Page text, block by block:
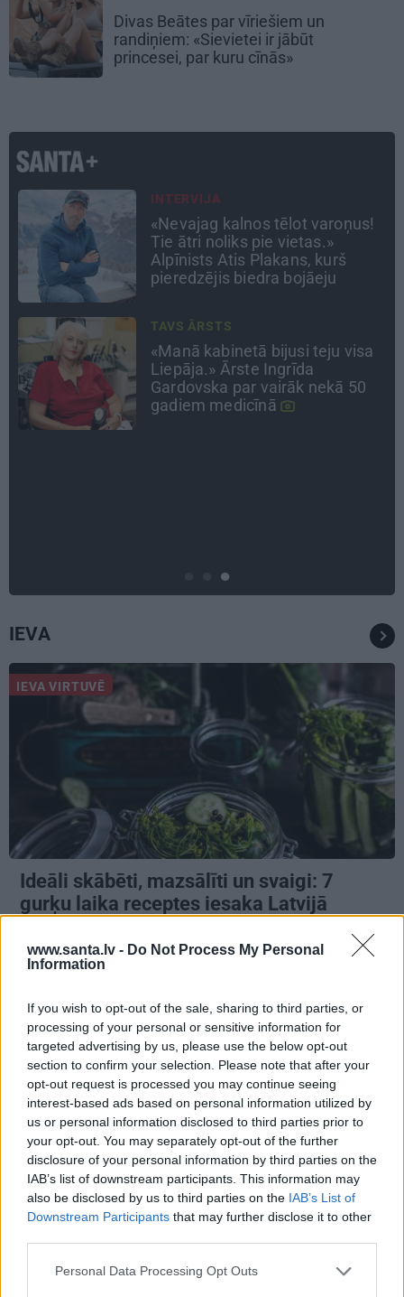
www.santa.lv - Do Not Process My Personal
Information
If you wish to opt-out of the sale, sharing to third parties, or
processing of your personal or sensitive information for
targeted advertising by us, please use the below opt-out
section to confirm your selection. Please note that after your
opt-out request is processed you may continue seeing
interest-based ads based on personal information utilized by
us or personal information disclosed to third parties prior to
your opt-out. You may separately opt-out of the further
disclosure of your personal information by third parties on the
IAB’s list of downstream participants. This information may
also be disclosed by us to third parties on the IAB’s List of
Downstream Participants that may further disclose it to other
Personal Data Processing Opt Outs
Divas Beātes par vīriešiem un
randiņiem: «Sievietei ir jābūt
princesei, par kuru cīnās»
ATRADUMS
Virziens – jūra: Lauderu
ģimenes bezbēdīgi laiskā miera
osta Pūrciemā
CIEMOS
Kas slēpjas Kuldīgas vecpilsētas
pagalmos? Dārzi, kuros atļauts
būt nepieklājīgi ziņkārīgam
IEVA
IEVA VIRTUVĒ
Ideāli skābēti, mazsālīti un svaigi: 7
gurķu laika receptes iesaka Latvijā
ZAĻI DOMĀT
Ražotāji spiesti piekāpties – visā
Eiropā mainās preču remonta un
garantijas noteikumi
LATVIJAS PĒRLES
FOTO: Klostera dzīves noslēpumi –
ielūkojamies Viļānu Svētā Alberta
Lielā klostera tēvu ikdienā
«Mana eksistences forma kopš
bērnības – cīņa.» Lauris Dzelzītis par